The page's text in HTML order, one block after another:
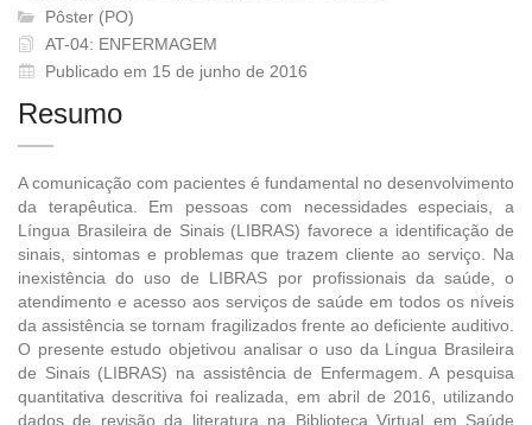
Pôster (PO)
AT-04: ENFERMAGEM
Publicado em 15 de junho de 2016
Resumo
A comunicação com pacientes é fundamental no desenvolvimento
da terapêutica. Em pessoas com necessidades especiais, a
Língua Brasileira de Sinais (LIBRAS) favorece a identificação de
sinais, sintomas e problemas que trazem cliente ao serviço. Na
inexistência do uso de LIBRAS por profissionais da saúde, o
atendimento e acesso aos serviços de saúde em todos os níveis
da assistência se tornam fragilizados frente ao deficiente auditivo.
O presente estudo objetivou analisar o uso da Língua Brasileira
de Sinais (LIBRAS) na assistência de Enfermagem. A pesquisa
quantitativa descritiva foi realizada, em abril de 2016, utilizando
dados de revisão da literatura na Biblioteca Virtual em Saúde